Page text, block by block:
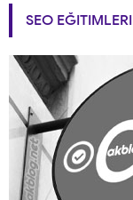
SEO EĞITIMLERI